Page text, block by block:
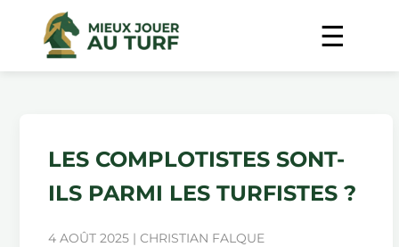
LES COMPLOTISTES SONT-
ILS PARMI LES TURFISTES ?
4 AOÛT 2025 | CHRISTIAN FALQUE